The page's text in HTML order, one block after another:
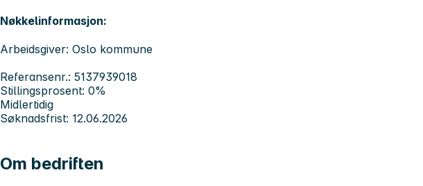
Nøkkelinformasjon:
Arbeidsgiver: Oslo kommune
Referansenr.: 5137939018
Stillingsprosent: 0%
Midlertidig
Søknadsfrist: 12.06.2026
Om bedriften